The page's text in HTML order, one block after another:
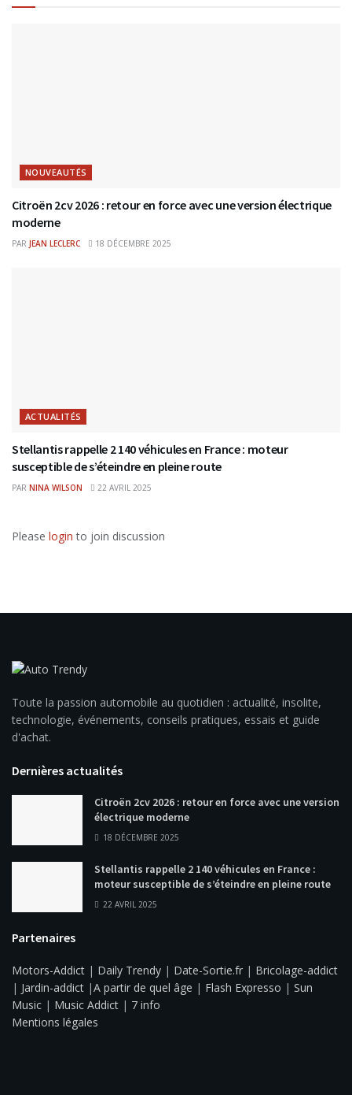
NOUVEAUTÉS
Citroën 2cv 2026 : retour en force avec une version électrique
moderne
PAR JEAN LECLERC 18 DÉCEMBRE 2025
ACTUALITÉS
Stellantis rappelle 2 140 véhicules en France : moteur
susceptible de s’éteindre en pleine route
PAR NINA WILSON 22 AVRIL 2025
Please login to join discussion
Toute la passion automobile au quotidien : actualité, insolite,
technologie, événements, conseils pratiques, essais et guide
d'achat.
Dernières actualités
Citroën 2cv 2026 : retour en force avec une version
électrique moderne
18 DÉCEMBRE 2025
Stellantis rappelle 2 140 véhicules en France :
moteur susceptible de s’éteindre en pleine route
22 AVRIL 2025
Partenaires
Motors-Addict | Daily Trendy | Date-Sortie.fr | Bricolage-addict
| Jardin-addict |A partir de quel âge | Flash Expresso | Sun
Music | Music Addict | 7 info
Mentions légales